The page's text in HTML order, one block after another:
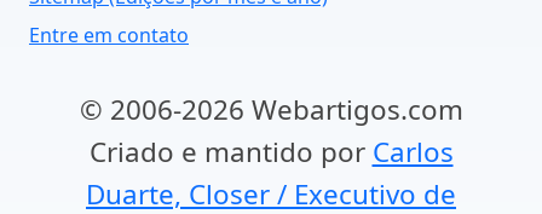
Entre em contato
© 2006-2026 Webartigos.com
Criado e mantido por Carlos
Duarte, Closer / Executivo de